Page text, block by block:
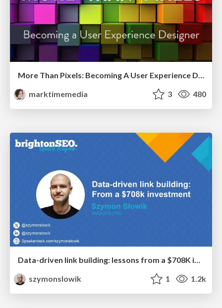
More Than Pixels: Becoming A User Experience Designer
marktimemedia
3 480
Data-driven link building: lessons from a $708K investment (BrightonSEO talk)
szymonslowik
1 1.2k